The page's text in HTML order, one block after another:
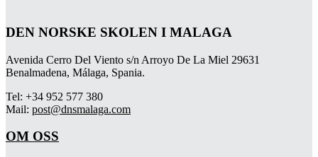
DEN NORSKE SKOLEN I MALAGA
Avenida Cerro Del Viento s/n Arroyo De La Miel 29631
Benalmadena, Málaga, Spania.
Tel: +34 952 577 380
Mail: post@dnsmalaga.com
OM OSS